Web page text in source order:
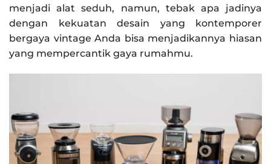
menjadi alat seduh, namun, tebak apa jadinya
dengan kekuatan desain yang kontemporer
bergaya vintage Anda bisa menjadikannya hiasan
yang mempercantik gaya rumahmu.